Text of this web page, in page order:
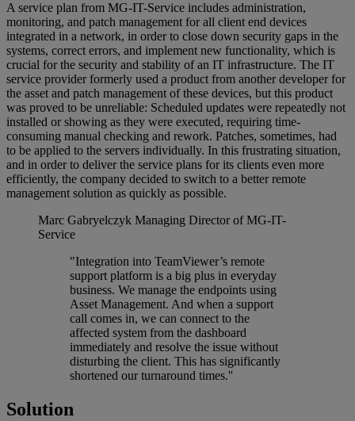
A service plan from MG-IT-Service includes administration,
monitoring, and patch management for all client end devices
integrated in a network, in order to close down security gaps in the
systems, correct errors, and implement new functionality, which is
crucial for the security and stability of an IT infrastructure. The IT
service provider formerly used a product from another developer for
the asset and patch management of these devices, but this product
was proved to be unreliable: Scheduled updates were repeatedly not
installed or showing as they were executed, requiring time-
consuming manual checking and rework. Patches, sometimes, had
to be applied to the servers individually. In this frustrating situation,
and in order to deliver the service plans for its clients even more
efficiently, the company decided to switch to a better remote
management solution as quickly as possible.
Marc Gabryelczyk Managing Director of MG-IT-
Service
"Integration into TeamViewer’s remote
support platform is a big plus in everyday
business. We manage the endpoints using
Asset Management. And when a support
call comes in, we can connect to the
affected system from the dashboard
immediately and resolve the issue without
disturbing the client. This has significantly
shortened our turnaround times.''
Solution